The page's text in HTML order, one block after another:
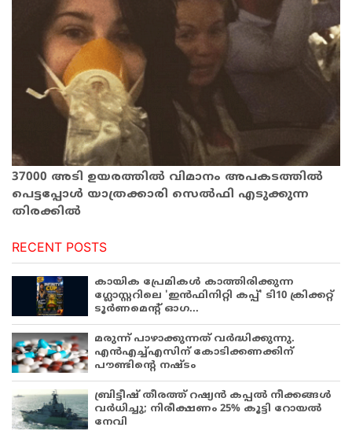
37000 അടി ഉയരത്തില്‍ വിമാനം അപകടത്തില്‍
പെട്ടപ്പോള്‍ യാത്രക്കാരി സെല്‍ഫി എടുക്കുന്ന
തിരക്കില്‍
RECENT POSTS
കായിക പ്രേമികള്‍ കാത്തിരിക്കുന്ന
ഗ്ലോസ്റ്ററിലെ 'ഇന്‍ഫിനിറ്റി കപ്പ്' ടി10 ക്രിക്കറ്റ്
ടൂര്‍ണമെന്റ് ഓഗ...
മരുന്ന് പാഴാക്കുന്നത് വർദ്ധിക്കുന്നു.
എൻഎച്ച്എസിന് കോടിക്കണക്കിന്
പൗണ്ടിന്റെ നഷ്ടം
ബ്രിട്ടീഷ് തീരത്ത് റഷ്യൻ കപ്പൽ നീക്കങ്ങൾ
വർധിച്ചു; നിരീക്ഷണം 25% കൂട്ടി റോയൽ
നേവി